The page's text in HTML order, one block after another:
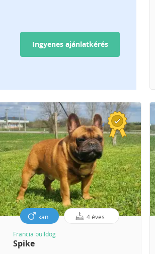
Ingyenes ajánlatkérés
kan 4 éves
Francia bulldog
Spike